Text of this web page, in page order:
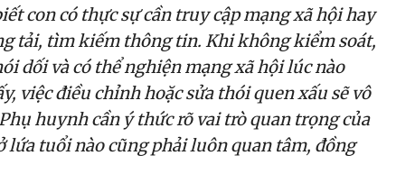
con có thực sự cần truy cập mạng xã hội hay
tải, tìm kiếm thông tin. Khi không kiểm soát,
dối và có thể nghiện mạng xã hội lúc nào
việc điều chỉnh hoặc sửa thói quen xấu sẽ vô
huynh cần ý thức rõ vai trò quan trọng của
lứa tuổi nào cũng phải luôn quan tâm, đồng